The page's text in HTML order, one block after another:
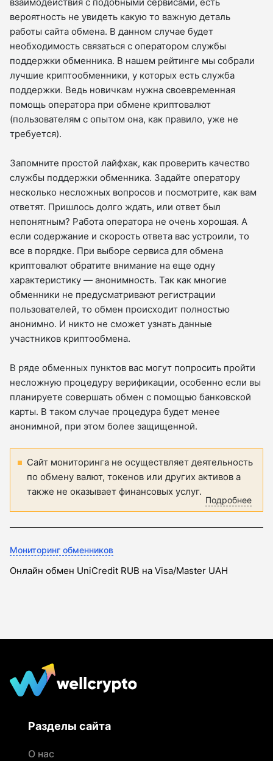
взаимодействия с подобными сервисами, есть
вероятность не увидеть какую то важную деталь
работы сайта обмена. В данном случае будет
необходимость связаться с оператором службы
поддержки обменника. В нашем рейтинге мы собрали
лучшие криптообменники, у которых есть служба
поддержки. Ведь новичкам нужна своевременная
помощь оператора при обмене криптовалют
(пользователям с опытом она, как правило, уже не
требуется).
Запомните простой лайфхак, как проверить качество
службы поддержки обменника. Задайте оператору
несколько несложных вопросов и посмотрите, как вам
ответят. Пришлось долго ждать, или ответ был
непонятным? Работа оператора не очень хорошая. А
если содержание и скорость ответа вас устроили, то
все в порядке. При выборе сервиса для обмена
криптовалют обратите внимание на еще одну
характеристику — анонимность. Так как многие
обменники не предусматривают регистрации
пользователей, то обмен происходит полностью
анонимно. И никто не сможет узнать данные
участников криптообмена.
В ряде обменных пунктов вас могут попросить пройти
несложную процедуру верификации, особенно если вы
планируете совершать обмен с помощью банковской
карты. В таком случае процедура будет менее
анонимной, при этом более защищенной.
Сайт мониторинга не осуществляет деятельность
по обмену валют, токенов или других активов а
также не оказывает финансовых услуг.
Подробнее
Мониторинг обменников
Онлайн обмен UniCredit RUB на Visa/Master UAH
Разделы сайта
О нас